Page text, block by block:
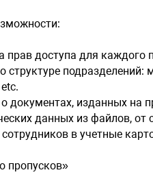
доступа для каждого
структуре подразделений:
документах, изданных на
данных из файлов, от
в учетные
пропусков»